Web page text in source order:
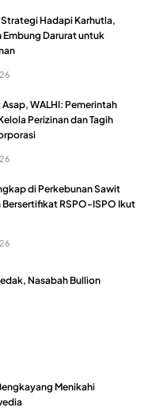
Hadapi Karhutla,
Darurat untuk
WALHI: Pemerintah
Perizinan dan Tagih
di Perkebunan Sawit
Bersertifikat RSPO-ISPO Ikut
Nasabah Bullion
Menikahi